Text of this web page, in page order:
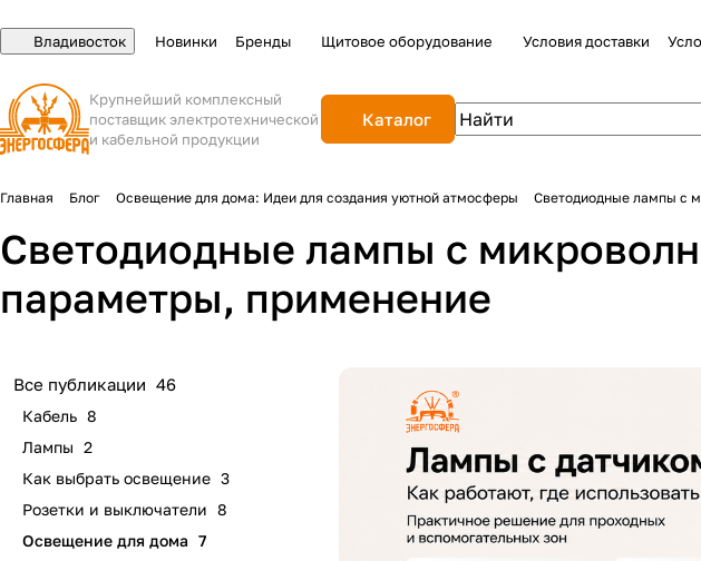
Владивосток Новинки Бренды Щитовое оборудование Условия доставки
Крупнейший комплексный
поставщик электротехнической
и кабельной продукции
Каталог
Главная Блог Освещение для дома: Идеи для создания уютной атмосферы Светодиодные лампы с
Светодиодные лампы с
параметры, применение
Все публикации 46
Кабель 8
Лампы 2
Как выбрать освещение 3
Розетки и выключатели 8
Освещение для дома 7